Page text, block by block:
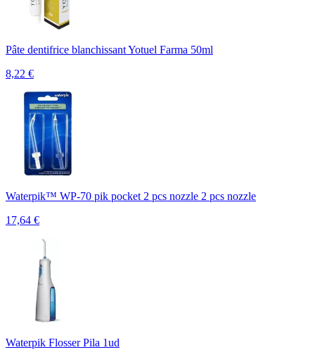
Pâte dentifrice blanchissant Yotuel Farma 50ml
8,22 €
Waterpik™ WP-70 pik pocket 2 pcs nozzle 2 pcs nozzle
17,64 €
Waterpik Flosser Pila 1ud